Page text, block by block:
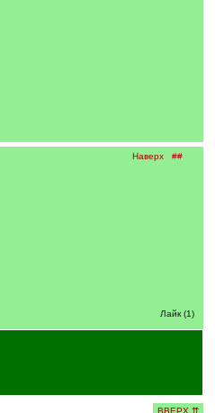
Наверх ##
Лайк (1)
ВВЕРХ ⇈